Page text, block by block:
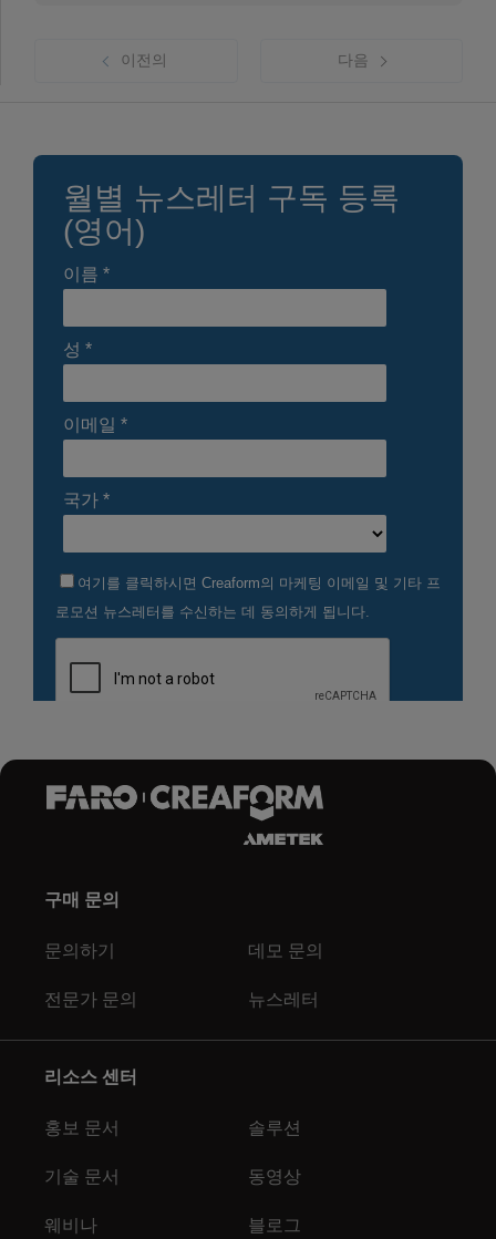
이전의 다음
구매 문의
문의하기 데모 문의
전문가 문의 뉴스레터
리소스 센터
홍보 문서 솔루션
기술 문서 동영상
웨비나 블로그